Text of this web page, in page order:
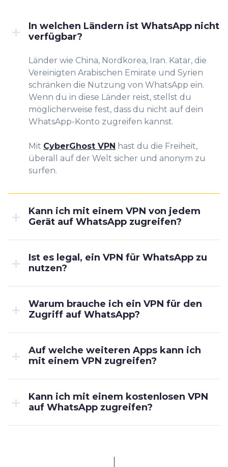
In welchen Ländern ist WhatsApp nicht
verfügbar?
Länder wie China, Nordkorea, Iran. Katar, die
Vereinigten Arabischen Emirate und Syrien
schränken die Nutzung von WhatsApp ein.
Wenn du in diese Länder reist, stellst du
möglicherweise fest, dass du nicht auf dein
WhatsApp-Konto zugreifen kannst.
Mit CyberGhost VPN hast du die Freiheit,
überall auf der Welt sicher und anonym zu
surfen.
Kann ich mit einem VPN von jedem
Gerät auf WhatsApp zugreifen?
Ist es legal, ein VPN für WhatsApp zu
nutzen?
Warum brauche ich ein VPN für den
Zugriff auf WhatsApp?
Auf welche weiteren Apps kann ich
mit einem VPN zugreifen?
Kann ich mit einem kostenlosen VPN
auf WhatsApp zugreifen?